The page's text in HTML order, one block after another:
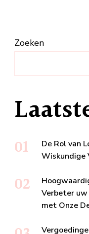
Zoeken
De Rol van
Wiskundige
Verbeter
met Onze